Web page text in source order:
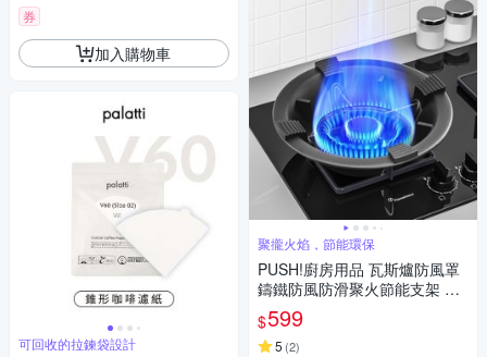
券
加入購物車
可回收的拉鍊袋設計
聚攏火焰，節能環保
PUSH!廚房用品 瓦斯爐防風罩
鑄鐵防風防滑聚火節能支架 瓦
斯爐聚火罩瓦斯爐防風支架D35
9
$599
5 (2)